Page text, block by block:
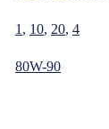
1 , 10, 20, 4
80W-90